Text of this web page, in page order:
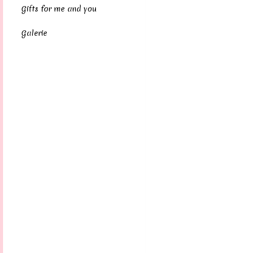
Gifts for me and you
Galerie